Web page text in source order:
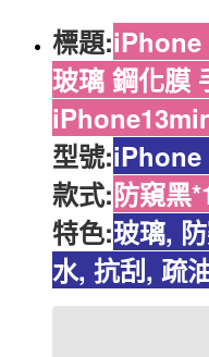
標題:iPhone
玻璃 鋼化膜
型號:iPhone
款式:防窺黑
特色:玻璃,
水, 抗刮, 疏